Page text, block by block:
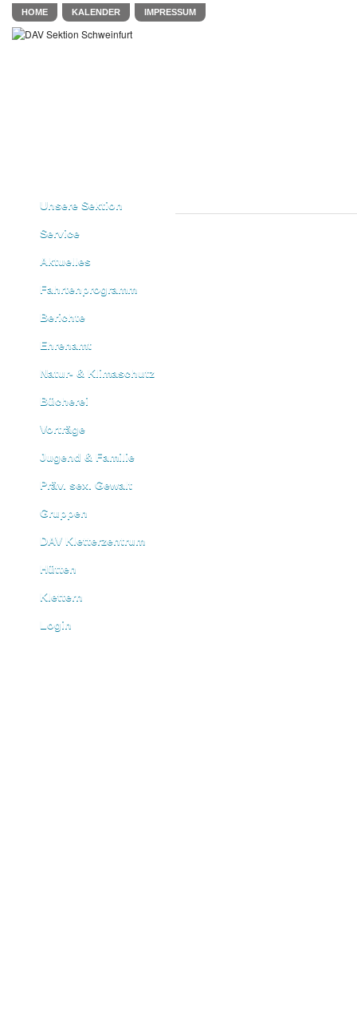
HOME KALENDER IMPRESSUM
Unsere Sektion
Service
Aktuelles
Fahrtenprogramm
Berichte
Ehrenamt
Natur- & Klimaschutz
Bücherei
Vorträge
Jugend & Familie
Präv. sex. Gewalt
Gruppen
DAV Kletterzentrum
Hütten
Klettern
Login